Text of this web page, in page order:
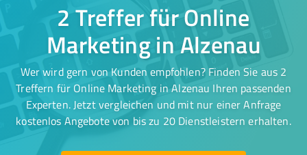
2 Treffer für Online
Marketing in Alzenau
Wer wird gern von Kunden empfohlen? Finden Sie aus 2
Treffern für Online Marketing in Alzenau Ihren passenden
Experten. Jetzt vergleichen und mit nur einer Anfrage
kostenlos Angebote von bis zu 20 Dienstleistern erhalten.